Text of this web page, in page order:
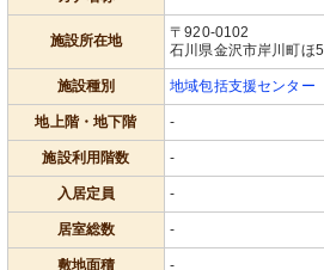
施設所在地
〒920-0102
石川県金沢市岸川町ほ5
施設種別 地域包括支援センター
地上階・地下階 -
施設利用階数 -
入居定員 -
居室総数 -
敷地面積 -